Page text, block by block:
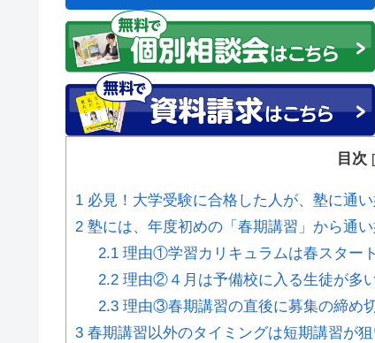
目次 [
1 必見！大学受験に合格した人が、塾に通
2 塾には、年度初めの「春期講習」から通い
2.1理由①学習カリキュラムは春スタート
2.2理由②４月は予備校に入る生徒が多
2.3理由③春期講習の直後に募集の締め
3 春期講習以外のタイミングは短期講習が狙